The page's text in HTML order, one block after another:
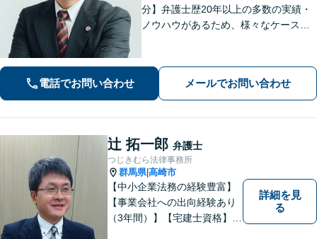
分】弁護士歴20年以上の多数の実績・
ノウハウがあるため、様々なケースで
験・ノウハウを活かして共同して取り
組んでいきます。
電話でお問い合わせ メールでお問い合わせ
辻 拓一郎 弁護士
つじきむら法律事務所
群馬県|高崎市
【中小企業法務の経験豊富】
【事業会社への出向経験あり
（3年間）】【宅建士資格】信
詳細を見
る